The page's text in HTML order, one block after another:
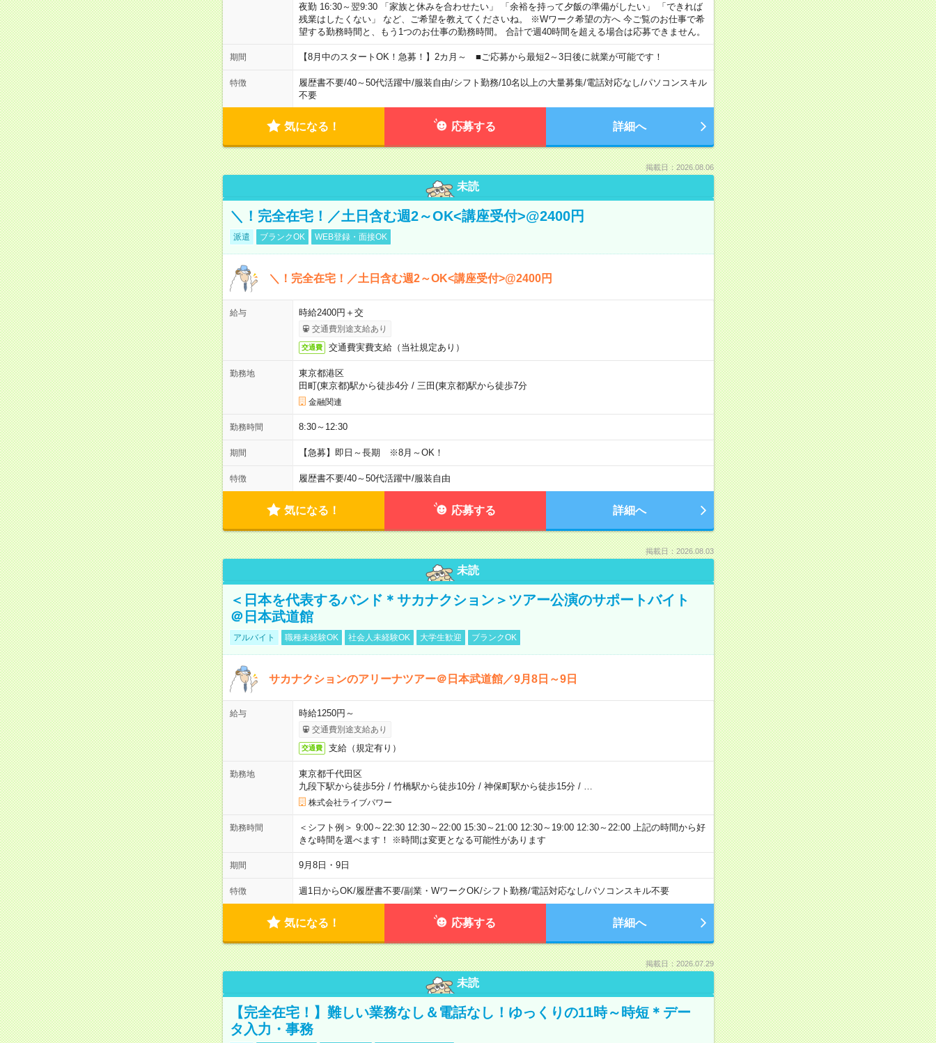
夜勤 16:30～翌9:30 「家族と休みを合わせたい」 「余裕を持って夕飯の準備がしたい」 「できれば
残業はしたくない」 など、ご希望を教えてくださいね。 ※Wワーク希望の方へ 今ご覧のお仕事で希
望する勤務時間と、もう1つのお仕事の勤務時間。 合計で週40時間を超える場合は応募できません。
期間 【8月中のスタートOK！急募！】2カ月～ ■ご応募から最短2～3日後に就業が可能です！
特徴 履歴書不要/40～50代活躍中/服装自由/シフト勤務/10名以上の大量募集/電話対応なし/パソコンスキル
不要
気になる！ 応募する 詳細へ
掲載日：2026.08.06
未読
＼！完全在宅！／土日含む週2～OK<講座受付>@2400円
派遣 ブランクOK WEB登録・面接OK
＼！完全在宅！／土日含む週2～OK<講座受付>@2400円
給与 時給2400円＋交
交通費別途支給あり
交通費 交通費実費支給（当社規定あり）
勤務地
東京都港区
田町(東京都)駅から徒歩4分/ 三田(東京都)駅から徒歩7分
金融関連
勤務時間 8:30～12:30
期間 【急募】即日～長期 ※8月～OK！
特徴 履歴書不要/40～50代活躍中/服装自由
気になる！ 応募する 詳細へ
掲載日：2026.08.03
未読
＜日本を代表するバンド＊サカナクション＞ツアー公演のサポートバイト
＠日本武道館
アルバイト 職種未経験OK 社会人未経験OK 大学生歓迎 ブランクOK
サカナクションのアリーナツアー＠日本武道館／9月8日～9日
給与 時給1250円～
交通費別途支給あり
交通費 支給（規定有り）
勤務地
東京都千代田区
九段下駅から徒歩5分/ 竹橋駅から徒歩10分/ 神保町駅から徒歩15分/
株式会社ライブパワー
勤務時間
＜シフト例＞ 9:00～22:30 12:30～22:00 15:30～21:00 12:30～19:00 12:30～22:00 上記の時間から好
きな時間を選べます！ ※時間は変更となる可能性があります
期間 9月8日・9日
特徴 週1日からOK/履歴書不要/副業・WワークOK/シフト勤務/電話対応なし/パソコンスキル不要
気になる！ 応募する 詳細へ
掲載日：2026.07.29
未読
【完全在宅！】難しい業務なし＆電話なし！ゆっくりの11時～時短＊デー
タ入力・事務